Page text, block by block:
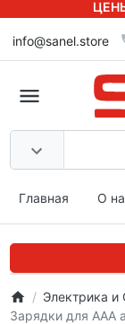
info@sanel.store
Главная О
Электрика и
Зарядки для ААА